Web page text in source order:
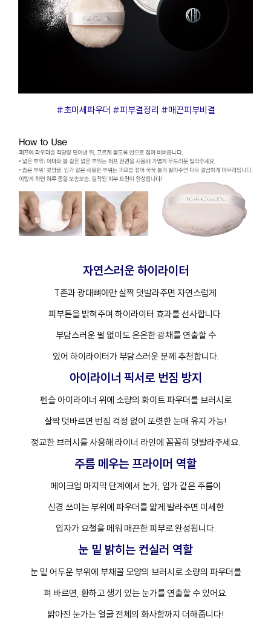
#초미세파우더 #피부결정리 #매끈피부비결
자연스러운 하이라이터
T존과 광대뼈에만 살짝 덧발라주면 자연스럽게
피부톤을 밝혀주며 하이라이터 효과를 선사합니다.
부담스러운 펄 없이도 은은한 광채를 연출할 수
있어 하이라이터가 부담스러운 분께 추천합니다.
아이라이너 픽서로 번짐 방지
펜슬 아이라이너 위에 소량의 화이트 파우더를 브러시로
살짝 덧바르면 번짐 걱정 없이 또렷한 눈매 유지 가능!
정교한 브러시를 사용해 라이너 라인에 꼼꼼히 덧발라주세요.
주름 메우는 프라이머 역할
메이크업 마지막 단계에서 눈가, 입가 같은 주름이
신경 쓰이는 부위에 파우더를 얇게 발라주면 미세한
입자가 요철을 메워 매끈한 피부로 완성됩니다.
눈 밑 밝히는 컨실러 역할
눈 밑 어두운 부위에 부채꼴 모양의 브러시로 소량의 파우더를
펴 바르면, 환하고 생기 있는 눈가를 연출할 수 있어요.
밝아진 눈가는 얼굴 전체의 화사함까지 더해줍니다!